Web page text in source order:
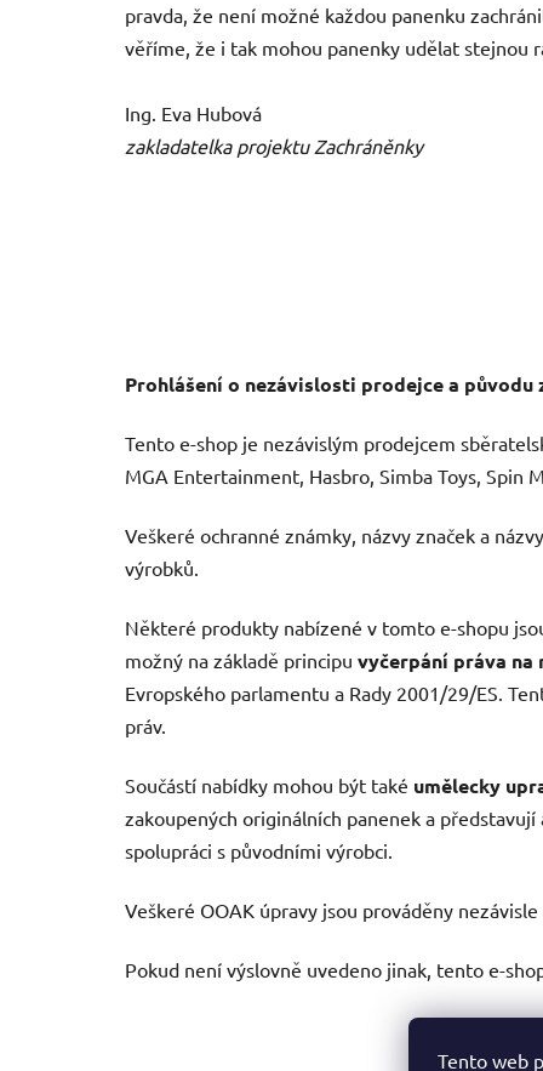
Tento web
pravda, že není možné každou panenku
věříme, že i tak mohou panenky udělat stejnou
Ing. Eva Hubová
zakladatelka projektu Zachráněnky
Prohlášení o nezávislosti prodejce a původu
Tento e-shop je nezávislým prodejcem
MGA Entertainment, Hasbro, Simba Toys, Spin
Veškeré ochranné známky, názvy značek a
výrobků.
Některé produkty nabízené v tomto e-shopu
možný na základě principu vyčerpání práva na
Evropského parlamentu a Rady 2001/29/ES.
práv.
Součástí nabídky mohou být také umělecky
zakoupených originálních panenek a
spolupráci s původními výrobci.
Veškeré OOAK úpravy jsou prováděny
Pokud není výslovně uvedeno jinak, tento e-